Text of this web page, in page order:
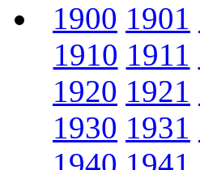
1900 1901
1910 1911
1920 1921
1930 1931